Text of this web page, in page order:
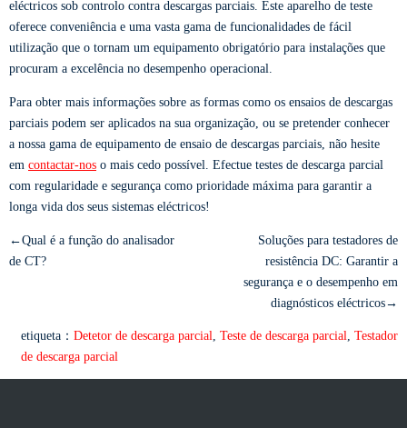
eléctricos sob controlo contra descargas parciais. Este aparelho de teste
oferece conveniência e uma vasta gama de funcionalidades de fácil
utilização que o tornam um equipamento obrigatório para instalações que
procuram a excelência no desempenho operacional.
Para obter mais informações sobre as formas como os ensaios de descargas
parciais podem ser aplicados na sua organização, ou se pretender conhecer
a nossa gama de equipamento de ensaio de descargas parciais, não hesite
em contactar-nos o mais cedo possível. Efectue testes de descarga parcial
com regularidade e segurança como prioridade máxima para garantir a
longa vida dos seus sistemas eléctricos!
←Qual é a função do analisador
de CT?
Soluções para testadores de
resistência DC: Garantir a
segurança e o desempenho em
diagnósticos eléctricos→
etiqueta： Detetor de descarga parcial Teste de descarga parcial
Testador
de descarga parcial